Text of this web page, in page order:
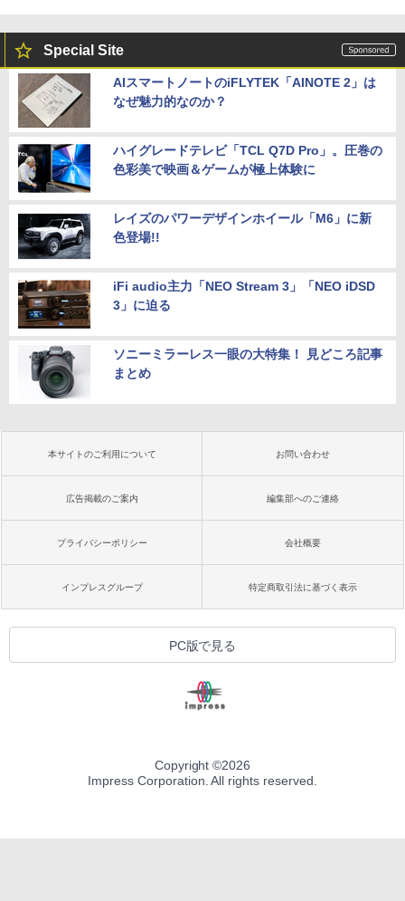
Special Site
AIスマートノートのiFLYTEK「AINOTE 2」は
なぜ魅力的なのか？
ハイグレードテレビ「TCL Q7D Pro」。圧巻の
色彩美で映画＆ゲームが極上体験に
レイズのパワーデザインホイール「M6」に新
色登場!!
iFi audio主力「NEO Stream 3」「NEO iDSD
3」に迫る
ソニーミラーレス一眼の大特集！ 見どころ記事
まとめ
本サイトのご利用について お問い合わせ
広告掲載のご案内 編集部へのご連絡
プライバシーポリシー 会社概要
インプレスグループ 特定商取引法に基づく表示
PC版で見る
Copyright ©2026
Impress Corporation. All rights reserved.